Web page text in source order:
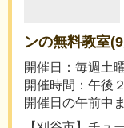
ンの無料教室
開催日：毎週土
開催時間：午後
開催日の午前中